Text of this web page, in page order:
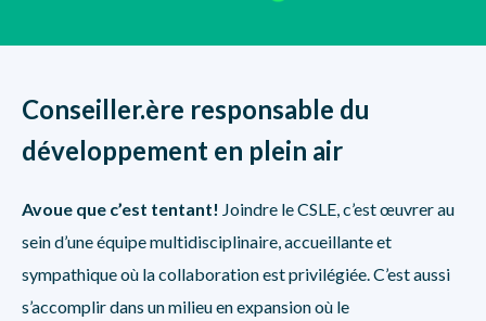
Conseiller.ère responsable du
développement en plein air
Avoue que c’est tentant! Joindre le CSLE, c’est œuvrer au
sein d’une équipe multidisciplinaire, accueillante et
sympathique où la collaboration est privilégiée. C’est aussi
s’accomplir dans un milieu en expansion où le